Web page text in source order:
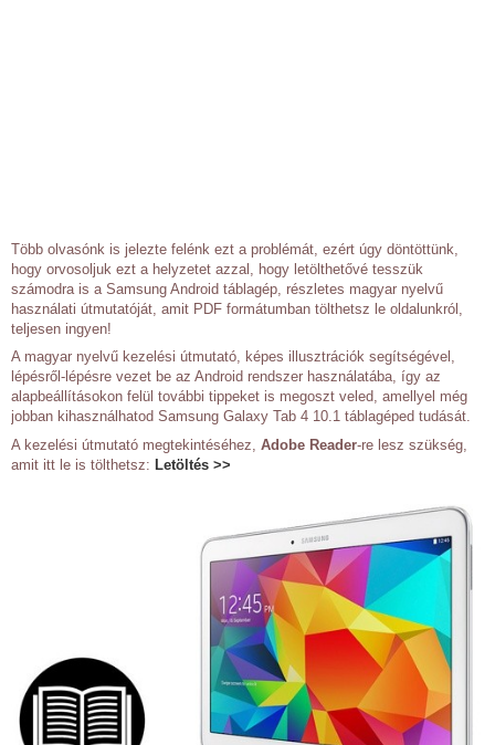
Több olvasónk is jelezte felénk ezt a problémát, ezért úgy döntöttünk,
hogy orvosoljuk ezt a helyzetet azzal, hogy letölthetővé tesszük
számodra is a Samsung Android táblagép, részletes magyar nyelvű
használati útmutatóját, amit PDF formátumban tölthetsz le oldalunkról,
teljesen ingyen!
A magyar nyelvű kezelési útmutató, képes illusztrációk segítségével,
lépésről-lépésre vezet be az Android rendszer használatába, így az
alapbeállításokon felül további tippeket is megoszt veled, amellyel még
jobban kihasználhatod Samsung Galaxy Tab 4 10.1 táblagéped tudását.
A kezelési útmutató megtekintéséhez, Adobe Reader-re lesz szükség,
amit itt le is tölthetsz: Letöltés >>